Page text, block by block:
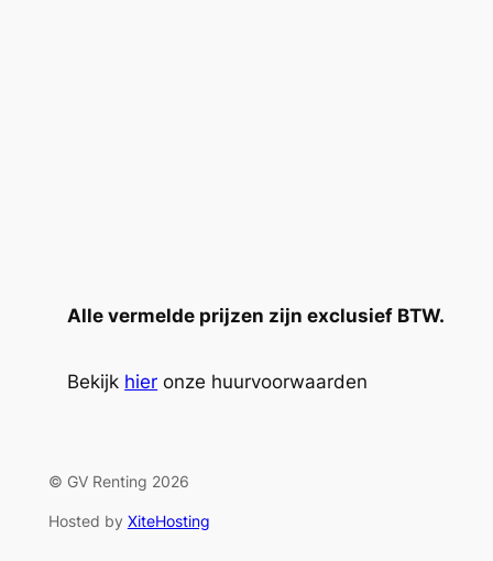
Alle vermelde prijzen zijn exclusief BTW.
Bekijk hier onze huurvoorwaarden
© GV Renting 2026
Hosted by XiteHosting